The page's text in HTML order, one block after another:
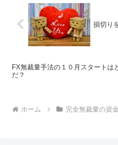
損切り
FX無裁量手法の１０月スタートは
だ？
ホーム 完全無裁量の資